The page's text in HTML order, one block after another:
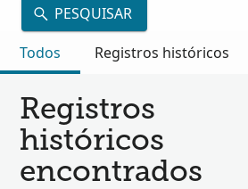
PESQUISAR
Todos
Registros históricos
Registros
históricos
encontrados